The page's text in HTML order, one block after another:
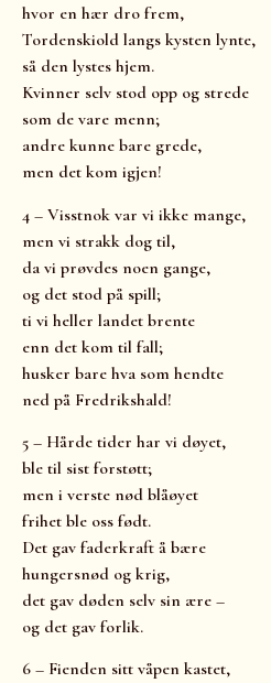
hvor en hær dro frem,
Tordenskiold langs kysten lynte,
så den lystes hjem.
Kvinner selv stod opp og strede
som de vare menn;
andre kunne bare grede,
men det kom igjen!
4 – Visstnok var vi ikke mange,
men vi strakk dog til,
da vi prøvdes noen gange,
og det stod på spill;
ti vi heller landet brente
enn det kom til fall;
husker bare hva som hendte
ned på Fredrikshald!
5 – Hårde tider har vi døyet,
ble til sist forstøtt;
men i verste nød blåøyet
frihet ble oss født.
Det gav faderkraft å bære
hungersnød og krig,
det gav døden selv sin ære –
og det gav forlik.
6 – Fienden sitt våpen kastet,